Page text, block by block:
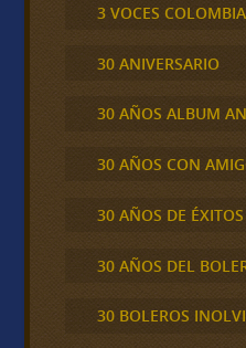
3 VOCES
30 ANIVERSARIO
30 AÑOS ALBUM
30 AÑOS CON
30 AÑOS DE ÉXITOS
30 AÑOS DEL
30 BOLEROS